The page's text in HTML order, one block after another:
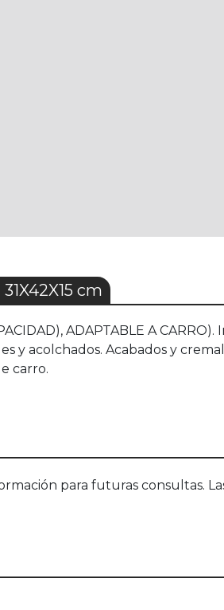
cm
ADAPTABLE A
y acolchados. Acabados y
carro.
para futuras consultas.